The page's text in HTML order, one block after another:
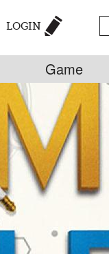
LOGIN
Game